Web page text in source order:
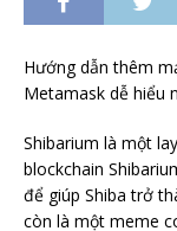
Hướng dẫn thêm
Metamask dễ hiểu
Shibarium là một
blockchain
để giúp Shiba trở
còn là một meme